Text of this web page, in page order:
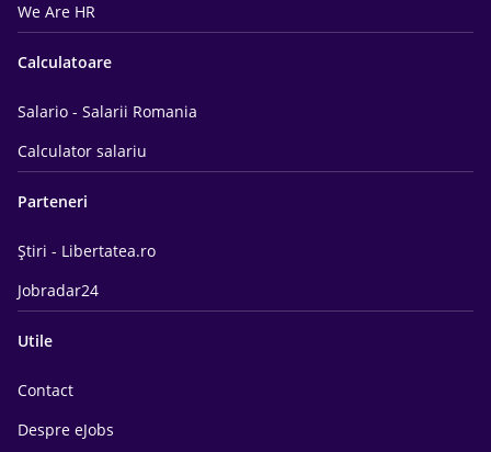
We Are HR
Calculatoare
Salario - Salarii Romania
Calculator salariu
Parteneri
Știri - Libertatea.ro
Jobradar24
Utile
Contact
Despre eJobs